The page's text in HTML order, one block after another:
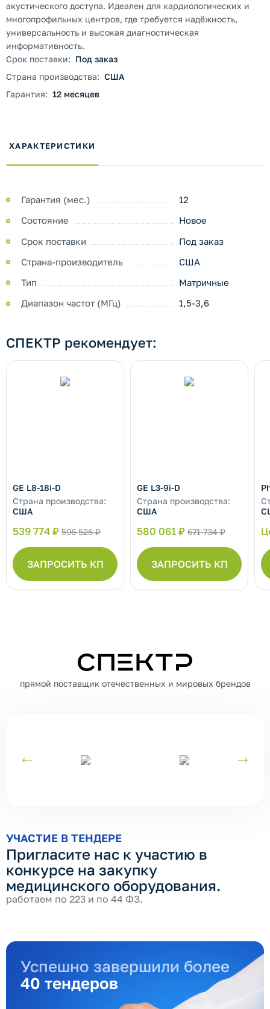
акустического доступа. Идеален для кардиологических и
многопрофильных центров, где требуется надёжность,
универсальность и высокая диагностическая
информативность.
Срок поставки: Под заказ
Страна производства: США
Гарантия: 12 месяцев
ХАРАКТЕРИСТИКИ
Гарантия (мес.)
12
Состояние
Новое
Срок поставки
Под заказ
Страна-производитель
США
Тип
Матричные
Диапазон частот (МГц)
1,5-3,6
СПЕКТР рекомендует:
GE L8-18i-D
Страна производства:
США
539 774 ₽ 596 526 ₽
ЗАПРОСИТЬ КП
GE L3-9i-D
Страна производства:
США
580 061 ₽ 671 734 ₽
ЗАПРОСИТЬ КП
СПЕКТР
прямой поставщик отечественных и мировых брендов
УЧАСТИЕ В ТЕНДЕРЕ
Пригласите нас к участию в
конкурсе на закупку
медицинского оборудования.
работаем по 223 и по 44 ФЗ.
Успешно завершили более
40 тендеров